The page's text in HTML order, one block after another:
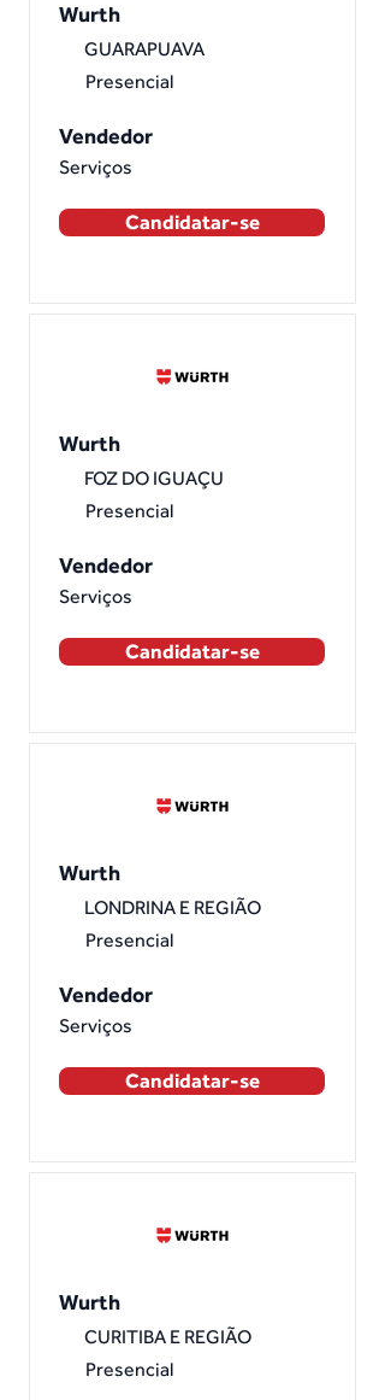
Wurth
GUARAPUAVA
Presencial
Vendedor
Serviços
Candidatar-se
Wurth
FOZ DO IGUAÇU
Presencial
Vendedor
Serviços
Candidatar-se
Wurth
LONDRINA E REGIÃO
Presencial
Vendedor
Serviços
Candidatar-se
Wurth
CURITIBA E REGIÃO
Presencial